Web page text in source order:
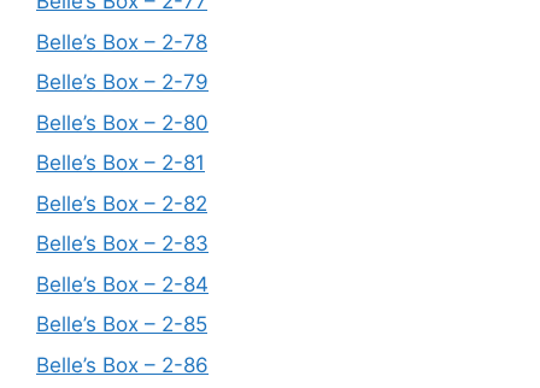
Belle’s Box – 2-78
Belle’s Box – 2-79
Belle’s Box – 2-80
Belle’s Box – 2-81
Belle’s Box – 2-82
Belle’s Box – 2-83
Belle’s Box – 2-84
Belle’s Box – 2-85
Belle’s Box – 2-86